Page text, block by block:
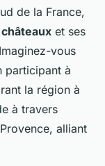
de la France,
châteaux et ses
vous
participant à
la région à
à travers
alliant